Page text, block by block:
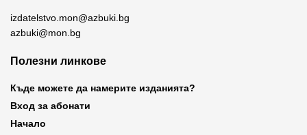
izdatelstvo.mon@azbuki.bg
azbuki@mon.bg
Полезни линкове
Къде можете да намерите изданията?
Вход за абонати
Начало